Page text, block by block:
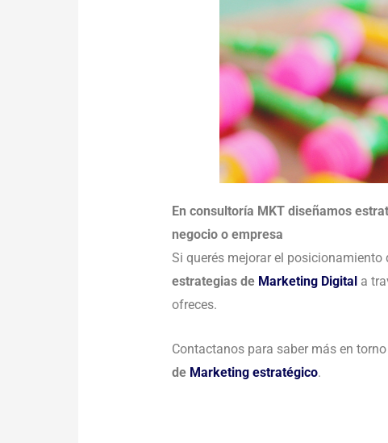
En consultoría MKT diseñamos
negocio o empresa
Si querés mejorar el
estrategias de Marketing Digital a
ofreces.
Contactanos para saber más en
de Marketing estratégico.